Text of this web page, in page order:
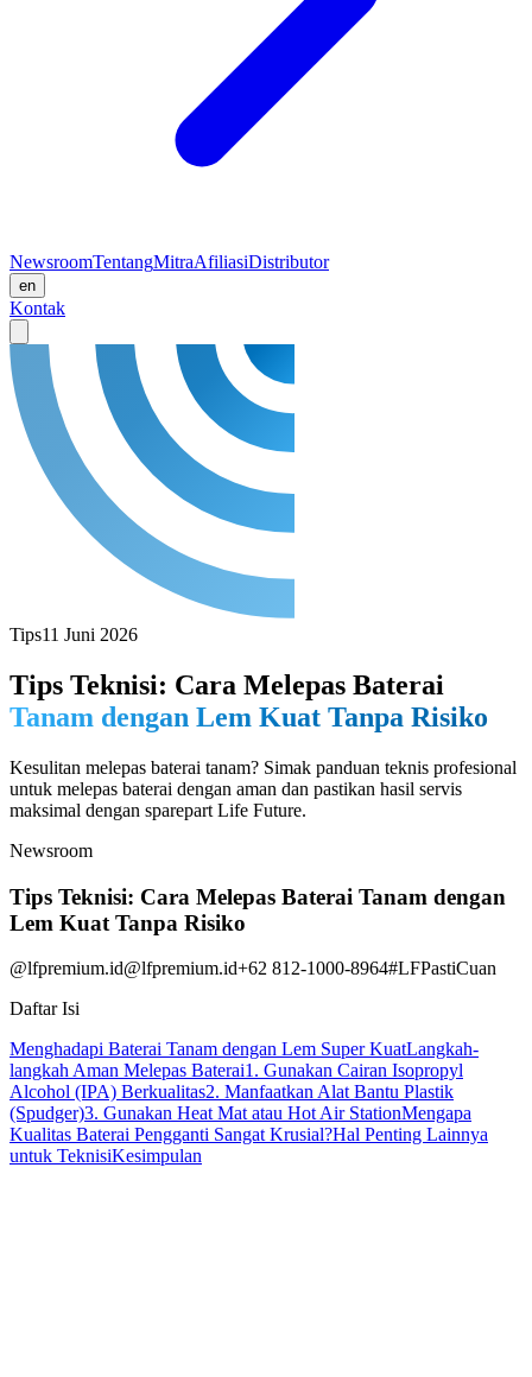
NewsroomTentangMitraAfiliasiDistributor
en
Kontak
Tips11 Juni 2026
Tips Teknisi: Cara Melepas Baterai
Tanam dengan Lem Kuat Tanpa Risiko
Kesulitan melepas baterai tanam? Simak panduan teknis profesional
untuk melepas baterai dengan aman dan pastikan hasil servis
maksimal dengan sparepart Life Future.
Newsroom
Tips Teknisi: Cara Melepas Baterai Tanam dengan
Lem Kuat Tanpa Risiko
@lfpremium.id@lfpremium.id+62 812-1000-8964#LFPastiCuan
Daftar Isi
Menghadapi Baterai Tanam dengan Lem Super KuatLangkah-
langkah Aman Melepas Baterai1. Gunakan Cairan Isopropyl
Alcohol (IPA) Berkualitas2. Manfaatkan Alat Bantu Plastik
(Spudger)3. Gunakan Heat Mat atau Hot Air StationMengapa
Kualitas Baterai Pengganti Sangat Krusial?Hal Penting Lainnya
untuk TeknisiKesimpulan